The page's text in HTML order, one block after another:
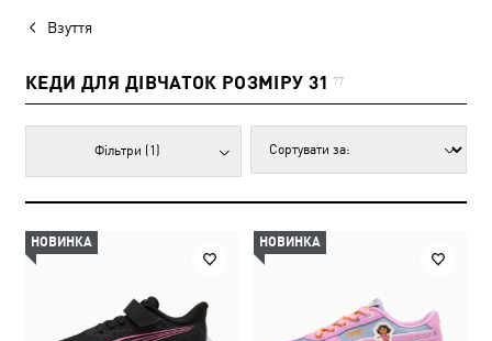
Взуття
КЕДИ ДЛЯ ДІВЧАТОК РОЗМІРУ 31 77
Фільтри (1)
НОВИНКА НОВИНКА